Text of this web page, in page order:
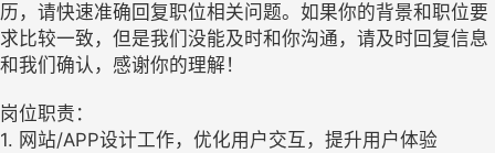
历，请快速准确回复职位相关问题。如果你的背景和职位要
求比较一致，但是我们没能及时和你沟通，请及时回复信息
和我们确认，感谢你的理解！
岗位职责：
1. 网站/APP设计工作，优化用户交互，提升用户体验